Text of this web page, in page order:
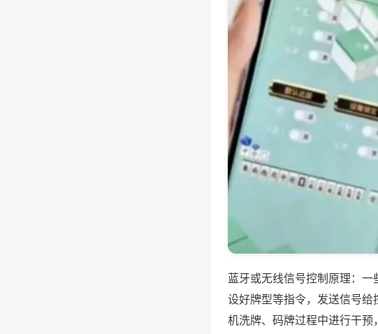
蓝牙或无线信号控制原理：
设好牌型等指令，发送信号
机洗牌、码牌过程中进行干预